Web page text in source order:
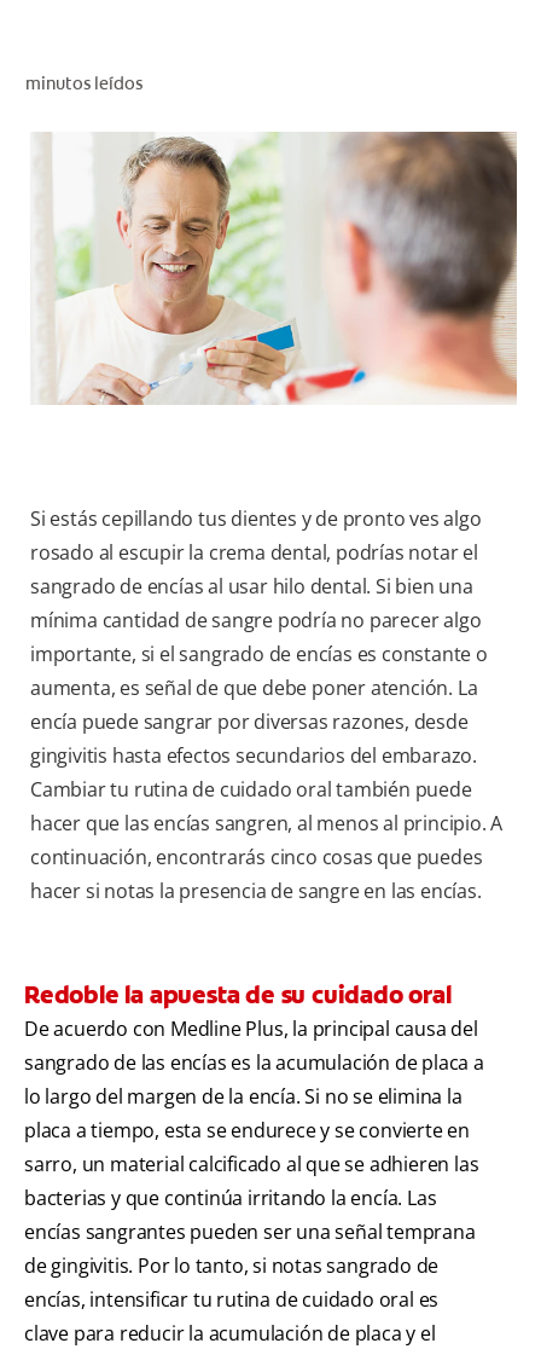
PARA PROFESIONALES
CL (ES)
SUSCRÍBASE
minutos leídos
Si estás cepillando tus dientes y de pronto ves algo
rosado al escupir la crema dental, podrías notar el
sangrado de encías al usar hilo dental. Si bien una
mínima cantidad de sangre podría no parecer algo
importante, si el sangrado de encías es constante o
aumenta, es señal de que debe poner atención. La
encía puede sangrar por diversas razones, desde
gingivitis hasta efectos secundarios del embarazo.
Cambiar tu rutina de cuidado oral también puede
hacer que las encías sangren, al menos al principio. A
continuación, encontrarás cinco cosas que puedes
hacer si notas la presencia de sangre en las encías.
Redoble la apuesta de su cuidado oral
De acuerdo con Medline Plus, la principal causa del
sangrado de las encías es la acumulación de placa a
lo largo del margen de la encía. Si no se elimina la
placa a tiempo, esta se endurece y se convierte en
sarro, un material calcificado al que se adhieren las
bacterias y que continúa irritando la encía. Las
encías sangrantes pueden ser una señal temprana
de gingivitis. Por lo tanto, si notas sangrado de
encías, intensificar tu rutina de cuidado oral es
clave para reducir la acumulación de placa y el